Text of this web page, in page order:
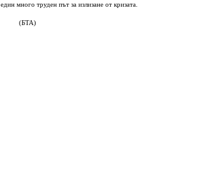
един много труден път за излизане от кризата.
(БТА)